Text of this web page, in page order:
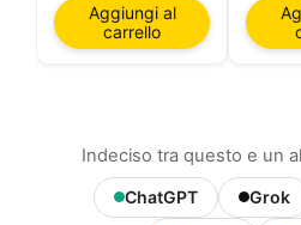
Aggiungi al
carrello
Indeciso tra questo e un
ChatGPT Grok